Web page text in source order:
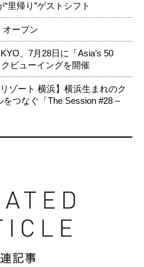
里帰り”ゲストシフト
ープン
、7月28日に「Asia’s 50
ビューイングを開催
ゾート 横浜】横浜生まれのク
つなぐ「The Session #28 –